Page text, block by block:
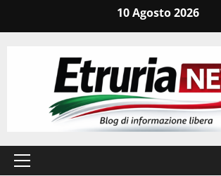
10 Agosto 2026
Menu